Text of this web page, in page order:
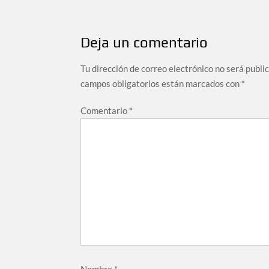
Deja un comentario
Tu dirección de correo electrónico no será
campos obligatorios están marcados con *
Comentario *